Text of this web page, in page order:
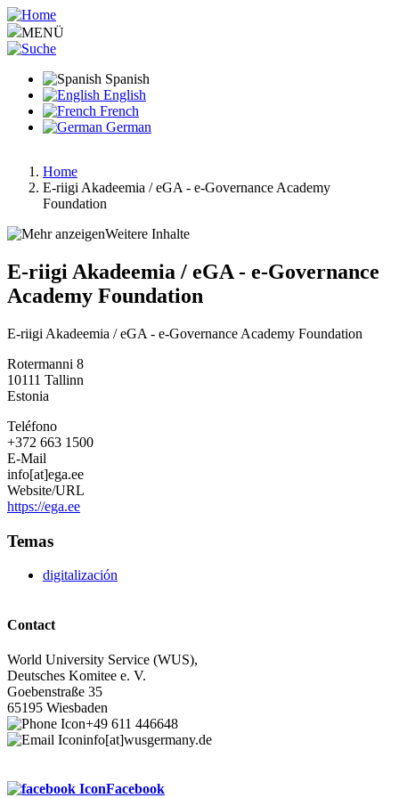
Pasar
al
contenido
MENÜ
Spanish
English
French
German
Ruta
navegación
Home
E-riigi Akadeemia / eGA - e-Governance Academy
Foundation
Weitere Inhalte
E-riigi Akadeemia / eGA - e-Governance
Academy Foundation
E-riigi Akadeemia / eGA - e-Governance Academy Foundation
Rotermanni 8
10111 Tallinn
Estonia
Teléfono
+372 663 1500
E-Mail
info[at]ega.ee
Website/URL
https://ega.ee
Temas
digitalización
Contact
World University Service (WUS),
Deutsches Komitee e. V.
Goebenstraße 35
65195 Wiesbaden
+49 611 446648
info[at]wusgermany.de
Facebook